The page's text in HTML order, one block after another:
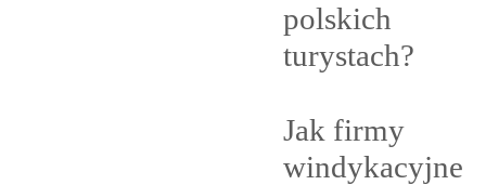
polskich
turystach?
Jak firmy
windykacyjne